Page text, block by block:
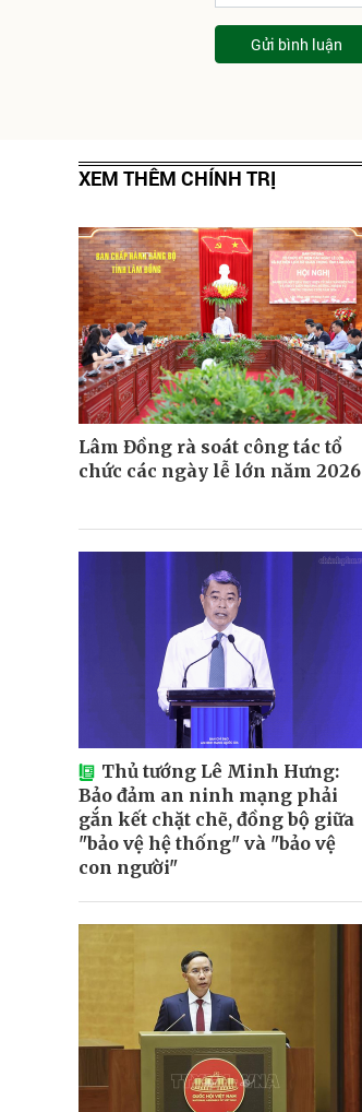
Gửi bình luận
XEM THÊM CHÍNH TRỊ
Lâm Đồng rà soát công tác tổ
chức các ngày lễ lớn năm 2026
Thủ tướng Lê Minh Hưng:
Bảo đảm an ninh mạng phải
gắn kết chặt chẽ, đồng bộ giữa
"bảo vệ hệ thống" và "bảo vệ
con người"